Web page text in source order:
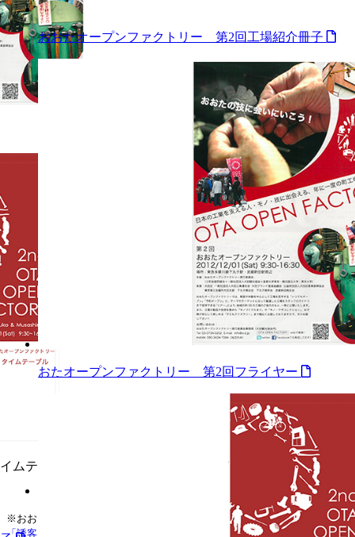
ムテ
おおたオープンファクトリー 第2回工場紹介冊子
おたオープンファクトリー 第2回フライヤー
※おおたクリエイティブタウン事業アーカイブは、観光庁 観光地域振興課
「誘客多角化等のための滞在コンテンツ造成」実証事業（第一次）での支